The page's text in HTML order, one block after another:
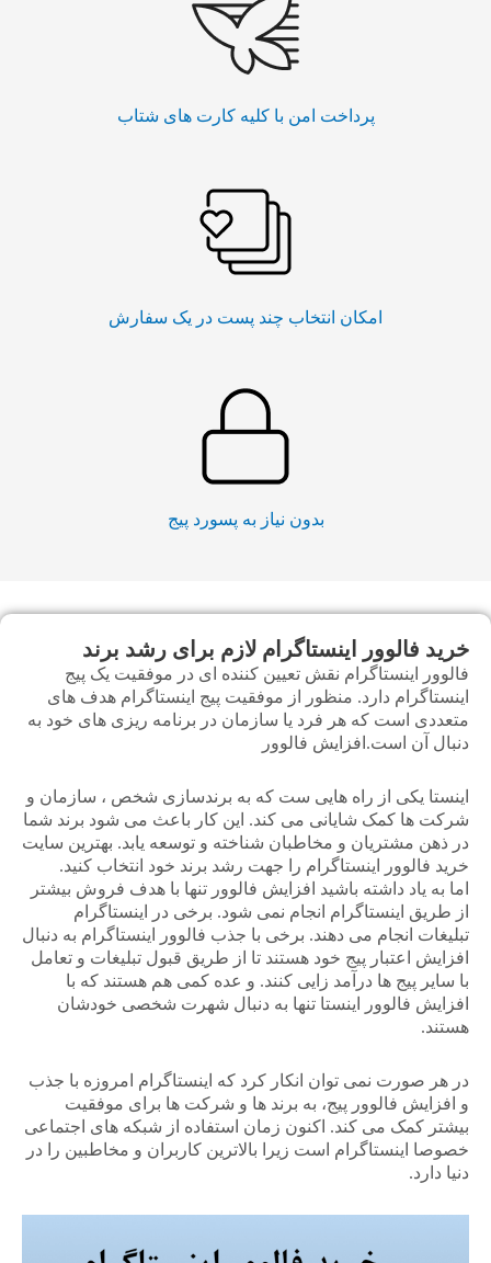
پرداخت امن با کلیه کارت های شتاب
امکان انتخاب چند پست در یک سفارش
بدون نیاز به پسورد پیج
خرید فالوور اینستاگرام لازم برای رشد برند
فالوور اینستاگرام نقش تعیین کننده ای در موفقیت یک پیج
اینستاگرام دارد. منظور از موفقیت پیج اینستاگرام هدف های
متعددی است که هر فرد یا سازمان در برنامه ریزی های خود به
دنبال آن است.افزایش فالوور
اینستا یکی از راه هایی ست که به برندسازی شخص ، سازمان و
شرکت ها کمک شایانی می کند. این کار باعث می شود برند شما
در ذهن مشتریان و مخاطبان شناخته و توسعه یابد. بهترین سایت
خرید فالوور اینستاگرام را جهت رشد برند خود انتخاب کنید.
اما به یاد داشته باشید افزایش فالوور تنها با هدف فروش بیشتر
از طریق اینستاگرام انجام نمی شود. برخی در اینستاگرام
تبلیغات انجام می دهند. برخی با جذب فالوور اینستاگرام به دنبال
افزایش اعتبار پیج خود هستند تا از طریق قبول تبلیغات و تعامل
با سایر پیج ها درآمد زایی کنند. و عده کمی هم هستند که با
افزایش فالوور اینستا تنها به دنبال شهرت شخصی خودشان
هستند.
در هر صورت نمی توان انکار کرد که اینستاگرام امروزه با جذب
و افزایش فالوور پیج، به برند ها و شرکت ها برای موفقیت
بیشتر کمک می کند. اکنون زمان استفاده از شبکه های اجتماعی
خصوصا اینستاگرام است زیرا بالاترین کاربران و مخاطبین را در
دنیا دارد.